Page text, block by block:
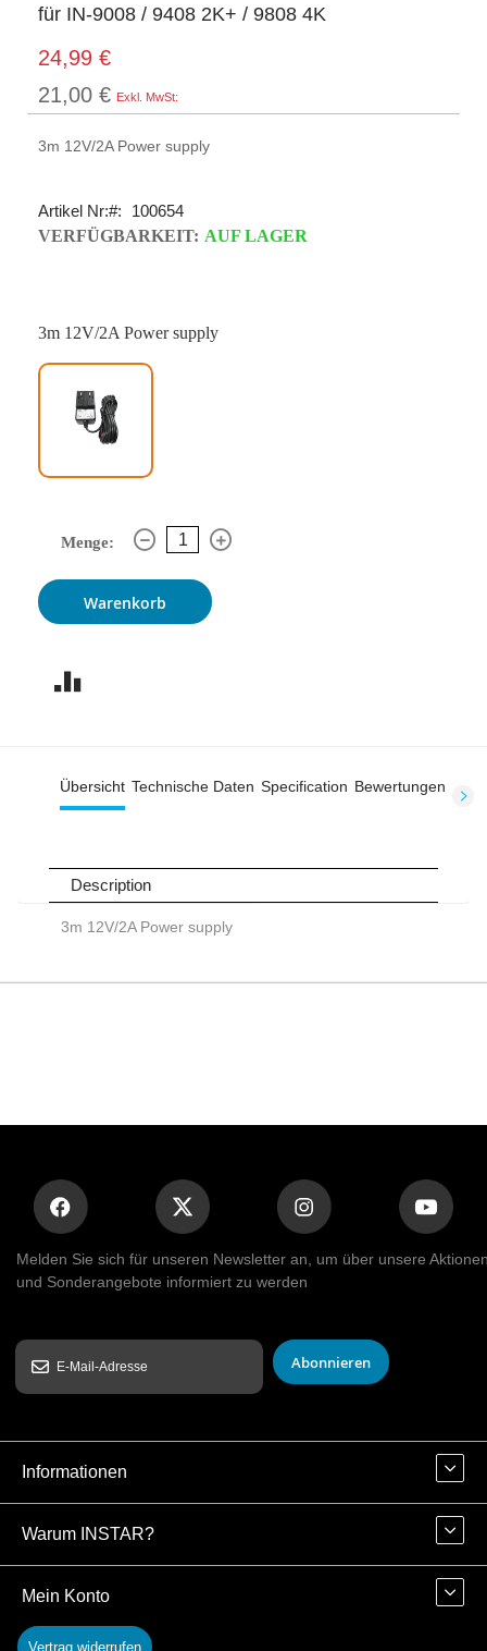
für IN-9008 / 9408 2K+ / 9808 4K
24,99 €
21,00 €
3m 12V/2A Power supply
Artikel Nr:
100654
VERFÜGBARKEIT: AUF LAGER
3m 12V/2A Power supply
Menge:
Warenkorb
Übersicht Technische Daten Specification Bewertungen
Description
3m 12V/2A Power supply
Melden Sie sich für unseren Newsletter an, um über unsere
und Sonderangebote informiert zu werden
Abonnieren
Informationen
Warum INSTAR?
Mein Konto
Vertrag widerrufen